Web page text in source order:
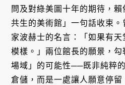
問及對綠美圖十年的期待，
共生的美術館」一句話收束
家波赫士的名言：「如果有
模樣。」兩位館長的願景，
場域」的可能性──既非純粹
倉儲，而是一處讓人願意停